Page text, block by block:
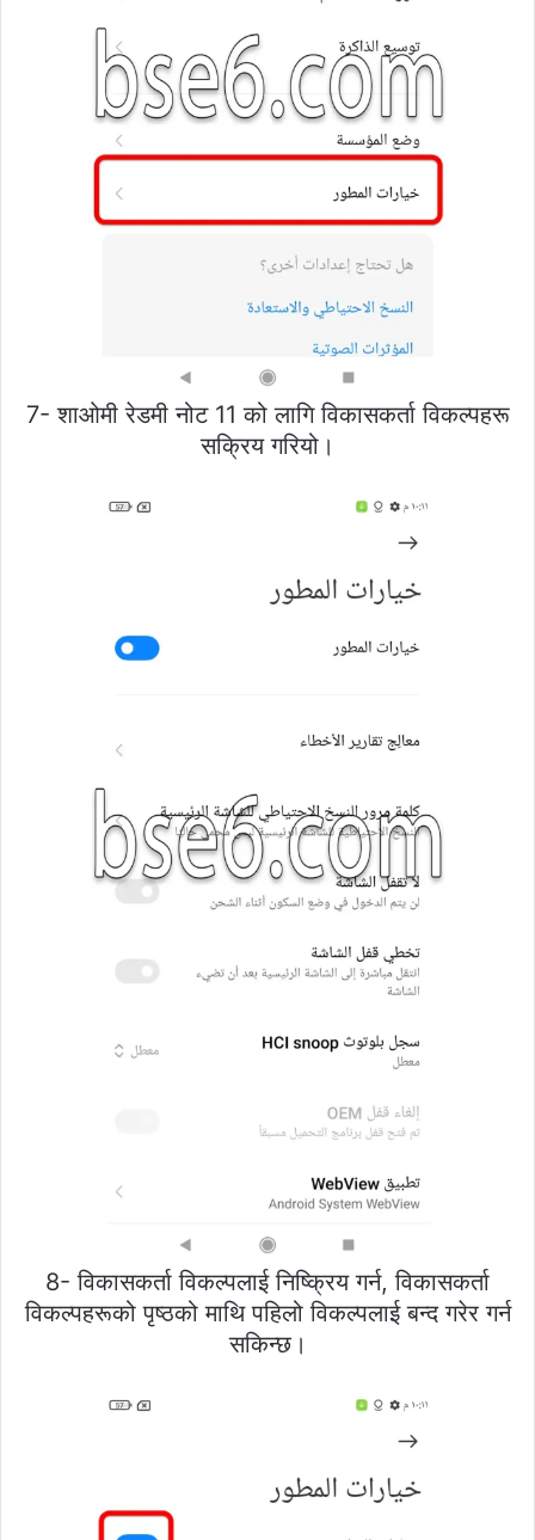
7- शाओमी रेडमी नोट 11 को लागि विकासकर्ता विकल्पहरू
सक्रिय गरियो।
8- विकासकर्ता विकल्पलाई निष्क्रिय गर्न, विकासकर्ता
विकल्पहरूको पृष्ठको माथि पहिलो विकल्पलाई बन्द गरेर गर्न
सकिन्छ।